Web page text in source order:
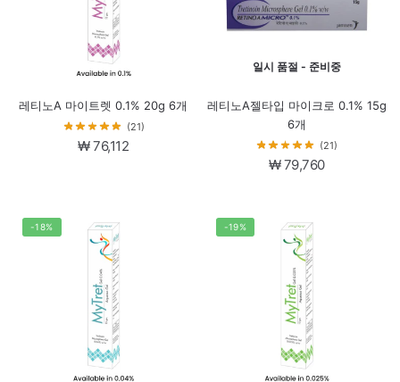
레티노A 마이트렛 0.1% 20g 6개
(21)
₩76,112
일시 품절 - 준비중
레티노A젤타입 마이크로 0.1% 15g
6개
(21)
₩79,760
-18% -19%